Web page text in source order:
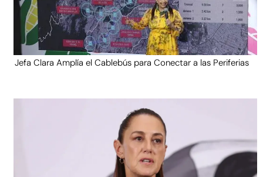
Jefa Clara Amplía el Cablebús para Conectar a las Periferias